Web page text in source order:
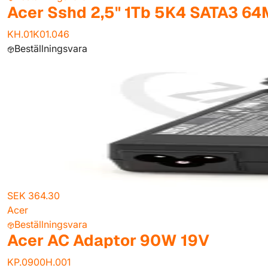
Acer Sshd 2,5" 1Tb 5K4 SATA3
KH.01K01.046
Beställningsvara
SEK 364.30
Acer
Beställningsvara
Acer AC Adaptor 90W 19V
KP.0900H.001